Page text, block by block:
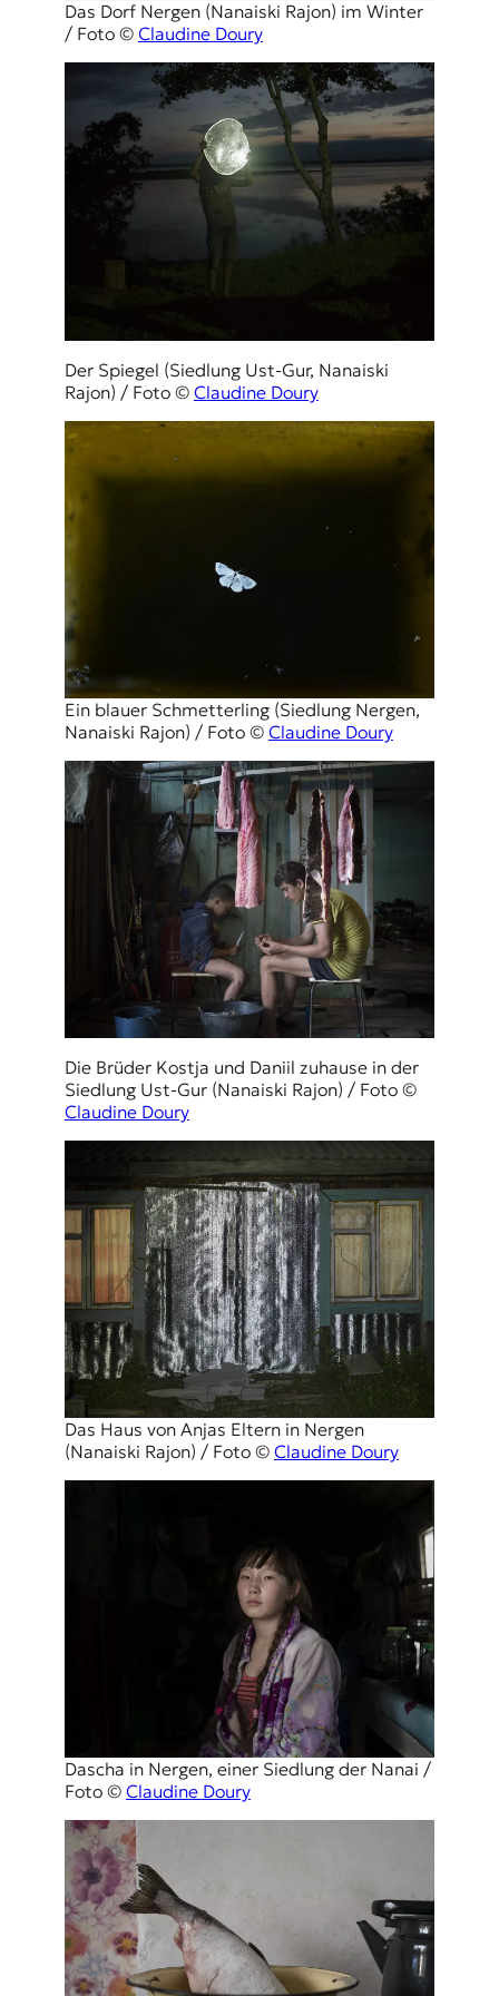
Das Dorf Nergen (Nanaiski Rajon) im Winter
/ Foto © Claudine Doury
Der Spiegel (Siedlung Ust-Gur, Nanaiski
Rajon) / Foto © Claudine Doury
Ein blauer Schmetterling (Siedlung Nergen,
Nanaiski Rajon) / Foto © Claudine Doury
Die Brüder Kostja und Daniil zuhause in der
Siedlung Ust-Gur (Nanaiski Rajon) / Foto ©
Claudine Doury
Das Haus von Anjas Eltern in Nergen
(Nanaiski Rajon) / Foto © Claudine Doury
Dascha in Nergen, einer Siedlung der Nanai /
Foto © Claudine Doury